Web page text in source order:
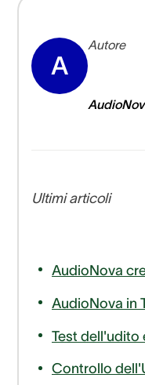
A
Autore
Ultimi articoli
Controllo